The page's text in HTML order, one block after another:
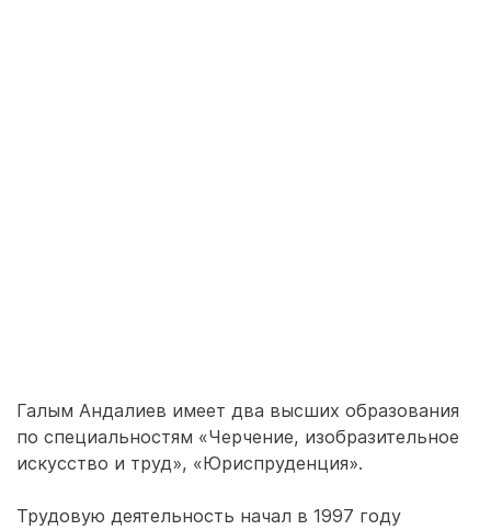
Галым Андалиев имеет два высших образования
по специальностям «Черчение, изобразительное
искусство и труд», «Юриспруденция».
Трудовую деятельность начал в 1997 году